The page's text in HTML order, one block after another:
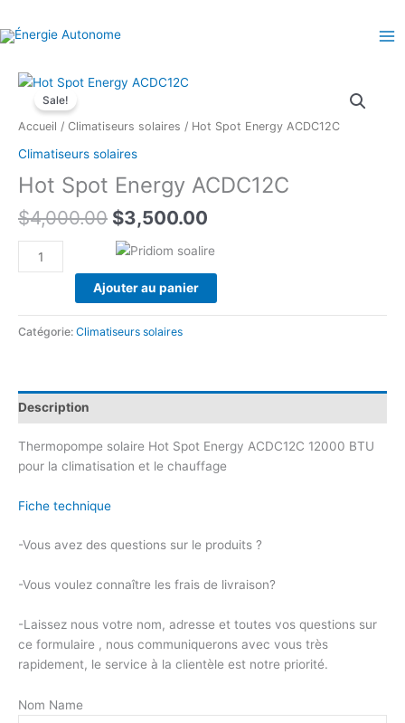
au
Sale!
Accueil / Climatiseurs solaires / Hot Spot Energy ACDC12C
Climatiseurs solaires
Hot Spot Energy ACDC12C
$4,000.00 Le
prix
initial
était :
$4,000.00.
$3,500.00
actuel
est :
$3,500.00.
quantité
de
Energy
Ajouter au panier
Catégorie: Climatiseurs solaires
Description
Thermopompe solaire Hot Spot Energy ACDC12C 12000 BTU
pour la climatisation et le chauffage
Fiche technique
-Vous avez des questions sur le produits ?
-Vous voulez connaître les frais de livraison?
-Laissez nous votre nom, adresse et toutes vos questions sur
ce formulaire , nous communiquerons avec vous très
rapidement, le service à la clientèle est notre priorité.
Nom Name